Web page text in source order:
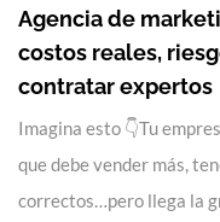
Agencia de
costos reales,
contratar expertos
Imagina esto 👇Tu
que debe vender más,
correctos…pero llega la